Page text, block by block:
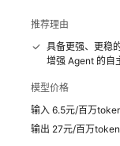
推荐理由
具备更强、更稳
增强 Agent 的自
模型价格
输入 6.5元/百万
输出 27元/百万